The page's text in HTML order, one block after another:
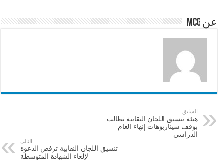
o
k
p
عن mcg
السابق
هيئة تنسيق اللجان النقابية تطالب
بوقف سيناريوهات إنهاء العام
الدراسي
التالي
تنسيق اللجان النقابية ترفض الدعوة
لإلغاء الشهادة المتوسطة